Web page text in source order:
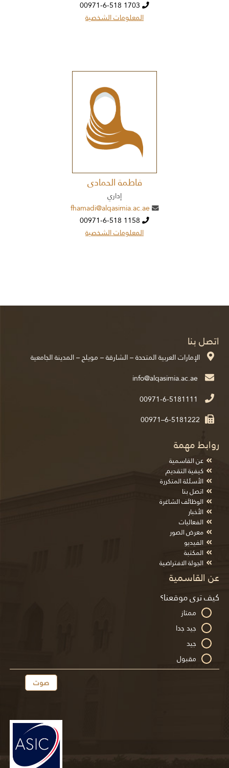
المعلومات الشخصية
فاطمة الحمادى
إداري
fhamadi@alqasimia.ac.ae
المعلومات الشخصية
اتصل بنا
الإمارات العربية المتحدة – الشارقة – مويلح – المدينة الجامعية
00971-6-5181111
00971–6-5181222
روابط مهمة
عن القاسمية
كيفية التقديم
الأسئلة المتكررة
اتصل بنا
الوظائف الشاغرة
الأخبار
الفعاليات
معرض الصور
الفيديو
المكتبة
الجولة الافتراضية
عن القاسمية
كيف ترى موقعنا؟
ممتاز
جيد جدا
جيد
مقبول
صوت